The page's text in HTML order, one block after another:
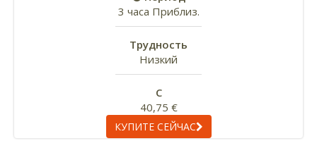
3 часа Приблиз.
Трудность
Низкий
С
40,75 €
КУПИТЕ СЕЙЧАС